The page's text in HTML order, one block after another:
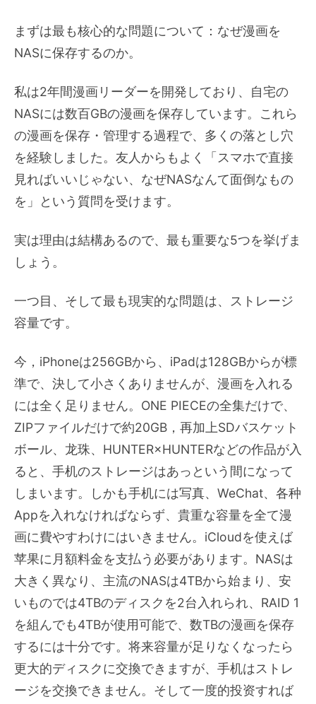
まずは最も核心的な問題について：なぜ漫画を
NASに保存するのか。
私は2年間漫画リーダーを開発しており、自宅の
NASには数百GBの漫画を保存しています。これら
の漫画を保存・管理する過程で、多くの落とし穴
を経験しました。友人からもよく「スマホで直接
見ればいいじゃない、なぜNASなんて面倒なもの
を」という質問を受けます。
実は理由は結構あるので、最も重要な5つを挙げま
しょう。
一つ目、そして最も現実的な問題は、ストレージ
容量です。
今，iPhoneは256GBから、iPadは128GBからが標
準で、決して小さくありませんが、漫画を入れる
には全く足りません。ONE PIECEの全集だけで、
ZIPファイルだけで約20GB，再加上SDバスケット
ボール、龙珠、HUNTER×HUNTERなどの作品が入
ると、手机のストレージはあっという間になって
しまいます。しかも手机には写真、WeChat、各种
Appを入れなければならず、貴重な容量を全て漫
画に費やすわけにはいきません。iCloudを使えば
苹果に月額料金を支払う必要があります。NASは
大きく異なり、主流のNASは4TBから始まり、安
いものでは4TBのディスクを2台入れられ、RAID 1
を組んでも4TBが使用可能で、数TBの漫画を保存
するには十分です。将来容量が足りなくなったら
更大的ディスクに交換できますが、手机はストレ
ージを交換できません。そして一度的投资すれば